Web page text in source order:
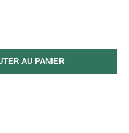
AU PANIER